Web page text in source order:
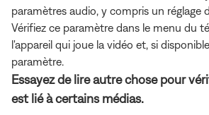
paramètres audio, y compris un réglage
Vérifiez ce paramètre dans le menu du
l'appareil qui joue la vidéo et, si
paramètre.
Essayez de lire autre chose pour
est lié à certains médias.